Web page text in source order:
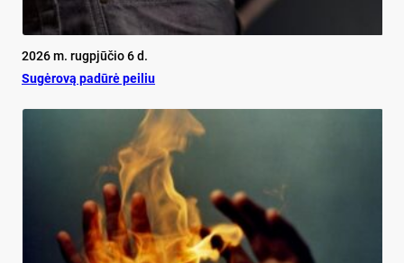
2026 m. rugpjūčio 6 d.
Su­gė­ro­vą pa­dū­rė pei­liu